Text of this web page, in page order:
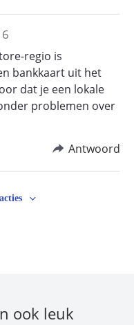
regio is
bankkaart uit het
dat je een lokale
problemen over
Antwoord
ook leuk